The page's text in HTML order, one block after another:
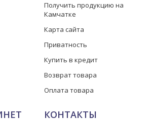
Получить продукцию на
Камчатке
Карта сайта
Приватность
Купить в кредит
Возврат товара
Оплата товара
КОНТАКТЫ